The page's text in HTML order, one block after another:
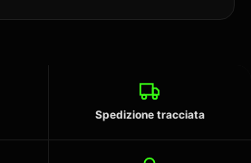
Spedizione tracciata